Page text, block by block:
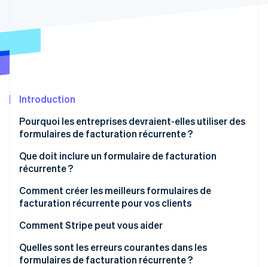
Radar
Atlas
Élimination du carbone
Vérification de l'identité
Stripe Sessions 2026
Découvrez comment Stripe construit l’infrastructure
Introduction
Pourquoi les entreprises devraient-elles utiliser des
formulaires de facturation récurrente ?
Que doit inclure un formulaire de facturation
récurrente ?
Comment créer les meilleurs formulaires de
facturation récurrente pour vos clients
Comment Stripe peut vous aider
Stripe Billing peut vous aider à :
Quelles sont les erreurs courantes dans les
formulaires de facturation récurrente ?